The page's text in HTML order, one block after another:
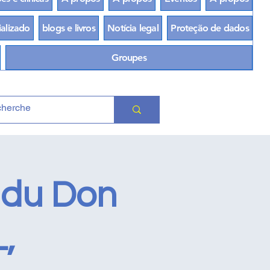
blogs e livros Notícia legal Proteção de dados
Groupes
Don